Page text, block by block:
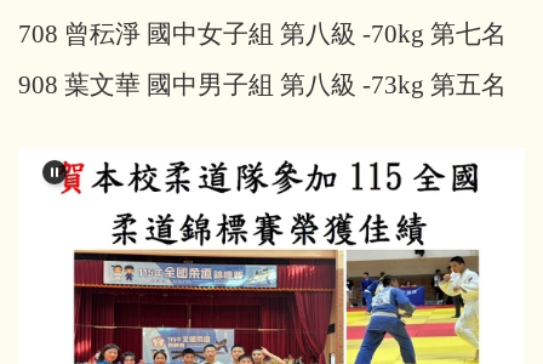
學校規章彙編
學校會議記錄
708 曾秐淨 國中女子組 第八級 -70kg 第七名
908 葉文華 國中男子組 第八級 -73kg 第五名